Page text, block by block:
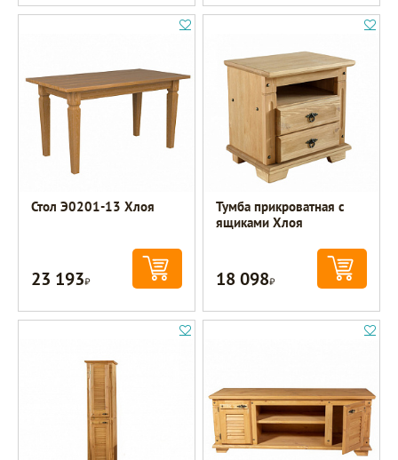
Стол Э0201-13 Хлоя
23 193Р
Тумба прикроватная с
ящиками Хлоя
18 098Р